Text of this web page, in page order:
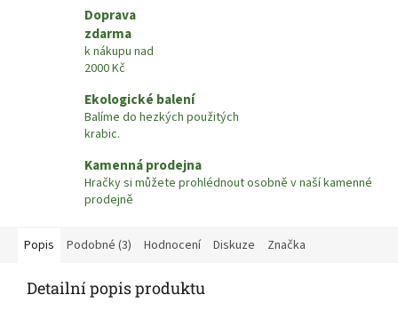
Doprava
zdarma
k nákupu nad
2000 Kč
Ekologické balení
Balíme do hezkých použitých
krabic.
Kamenná prodejna
Hračky si můžete prohlédnout osobně v naší kamenné
prodejně
Popis Podobné (3) Hodnocení Diskuze Značka
Detailní popis produktu